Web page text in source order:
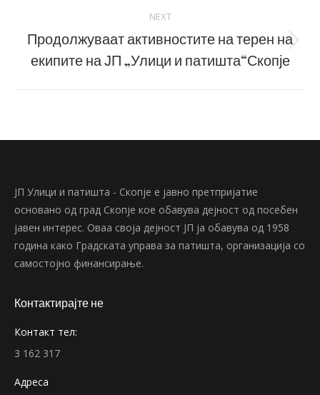
NEXT
Next
post:
Продолжуваат активностите на терен на
екипите на ЈП „Улици и патишта“Скопје
ЈП Улици и патишта - Скопје е јавно претпријатие
основано од град Скопје кое обавува дејност од посебен
јавен интерес. Оваа своја дејност ЈП ја обавува од 1958
година како Градската управа за патишта, организација со
самостојно финансирање.
Контактирајте не
Контакт тел:
3 162 317
Адреса